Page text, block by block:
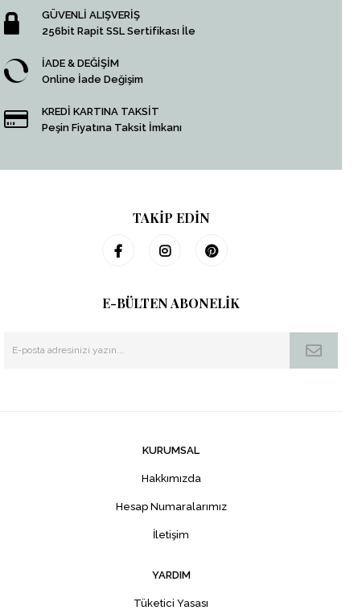
GÜVENLİ ALIŞVERİŞ
256bit Rapit SSL Sertifikası İle
İADE & DEĞİŞİM
Online İade Değişim
KREDİ KARTINA TAKSİT
Peşin Fiyatına Taksit İmkanı
TAKİP EDİN
E-BÜLTEN ABONELİK
KURUMSAL
Hakkımızda
Hesap Numaralarımız
İletişim
YARDIM
Tüketici Yasası